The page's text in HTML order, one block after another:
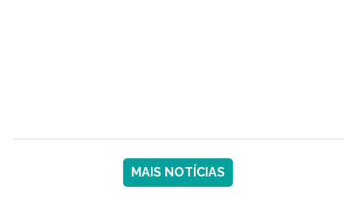
MAIS NOTÍCIAS